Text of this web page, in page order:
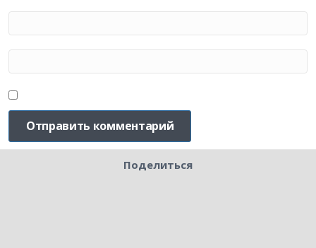
Поделиться